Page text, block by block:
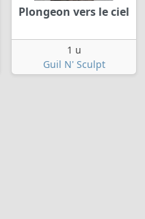
Plongeon vers le ciel
1 u
Guil N' Sculpt